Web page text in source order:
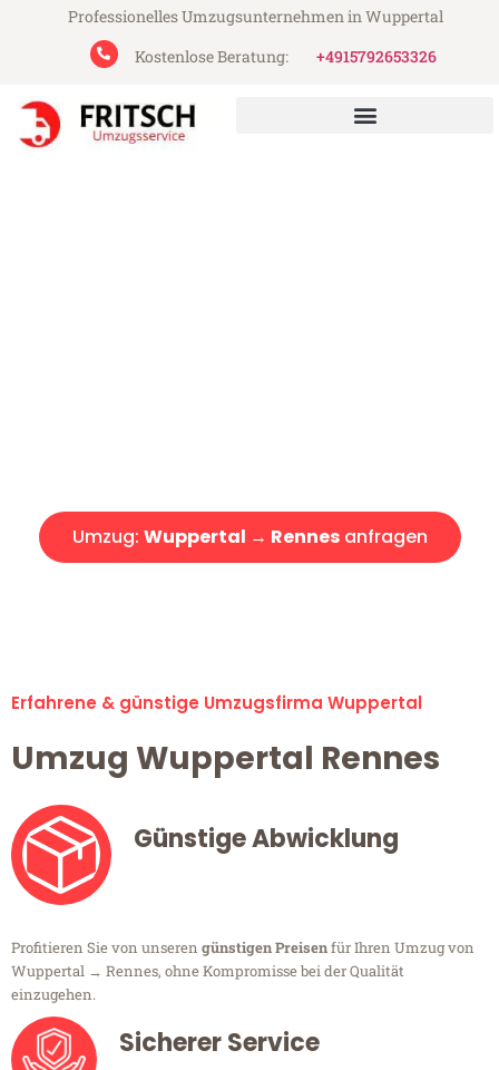
Professionelles Umzugsunternehmen in Wuppertal
Kostenlose Beratung:
+4915792653326
Umzug: Wuppertal → Rennesanfragen
Erfahrene & günstige Umzugsfirma Wuppertal
Umzug Wuppertal Rennes
Günstige Abwicklung
Profitieren Sie von unseren günstigen Preisenfür Ihren Umzug von
Wuppertal → Rennes, ohne Kompromisse bei der Qualität
einzugehen.
Sicherer Service